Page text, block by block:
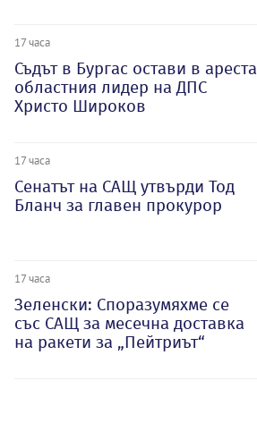
17 часа
Съдът в Бургас остави в ареста
областния лидер на ДПС
Христо Широков
17 часа
Сенатът на САЩ утвърди Тод
Бланч за главен прокурор
17 часа
Зеленски: Споразумяхме се
със САЩ за месечна доставка
на ракети за „Пейтриът“